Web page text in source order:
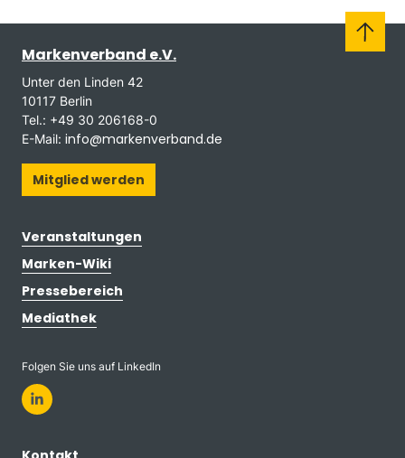
Markenverband e.V.
Unter den Linden 42
10117 Berlin
Tel.: +49 30 206168-0
E-Mail: info@markenverband.de
Mitglied werden
Veranstaltungen
Marken-Wiki
Pressebereich
Mediathek
Folgen Sie uns auf LinkedIn